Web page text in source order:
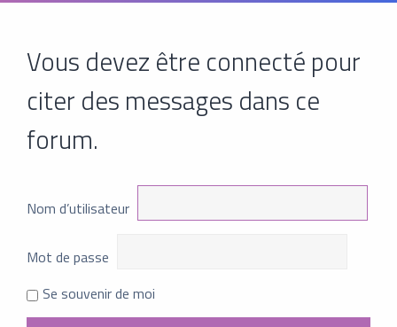
Vous devez être connecté pour
citer des messages dans ce
forum.
Nom d’utilisateur
Mot de passe
Se souvenir de moi